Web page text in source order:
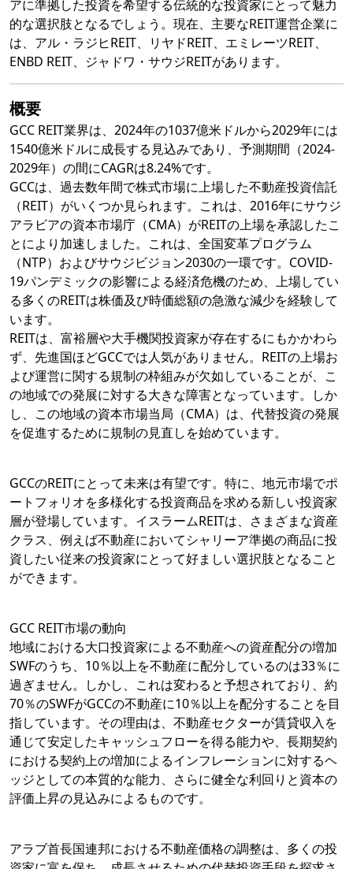
アに準拠した投資を希望する伝統的な投資家にとって魅力
的な選択肢となるでしょう。現在、主要なREIT運営企業に
は、アル・ラジヒREIT、リヤドREIT、エミレーツREIT、
ENBD REIT、ジャドワ・サウジREITがあります。
概要
GCC REIT業界は、2024年の1037億米ドルから2029年には
1540億米ドルに成長する見込みであり、予測期間（2024-
2029年）の間にCAGRは8.24%です。
GCCは、過去数年間で株式市場に上場した不動産投資信託
（REIT）がいくつか見られます。これは、2016年にサウジ
アラビアの資本市場庁（CMA）がREITの上場を承認したこ
とにより加速しました。これは、全国変革プログラム
（NTP）およびサウジビジョン2030の一環です。COVID-
19パンデミックの影響による経済危機のため、上場してい
る多くのREITは株価及び時価総額の急激な減少を経験して
います。
REITは、富裕層や大手機関投資家が存在するにもかかわら
ず、先進国ほどGCCでは人気がありません。REITの上場お
よび運営に関する規制の枠組みが欠如していることが、こ
の地域での発展に対する大きな障害となっています。しか
し、この地域の資本市場当局（CMA）は、代替投資の発展
を促進するために規制の見直しを始めています。
GCCのREITにとって未来は有望です。特に、地元市場でポ
ートフォリオを多様化する投資商品を求める新しい投資家
層が登場しています。イスラームREITは、さまざまな資産
クラス、例えば不動産においてシャリーア準拠の商品に投
資したい従来の投資家にとって好ましい選択肢となること
ができます。
GCC REIT市場の動向
地域における大口投資家による不動産への資産配分の増加
SWFのうち、10％以上を不動産に配分しているのは33％に
過ぎません。しかし、これは変わると予想されており、約
70％のSWFがGCCの不動産に10％以上を配分することを目
指しています。その理由は、不動産セクターが賃貸収入を
通じて安定したキャッシュフローを得る能力や、長期契約
における契約上の増加によるインフレーションに対するヘ
ッジとしての本質的な能力、さらに健全な利回りと資本の
評価上昇の見込みによるものです。
アラブ首長国連邦における不動産価格の調整は、多くの投